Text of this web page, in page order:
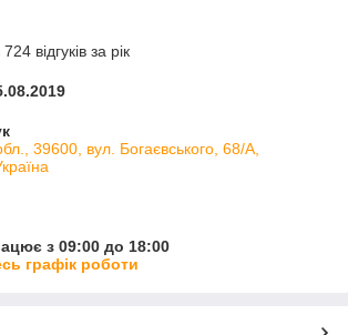
відгуків за рік
39600, вул. Богаєвського, 68/А,
з 09:00 до 18:00
графік роботи